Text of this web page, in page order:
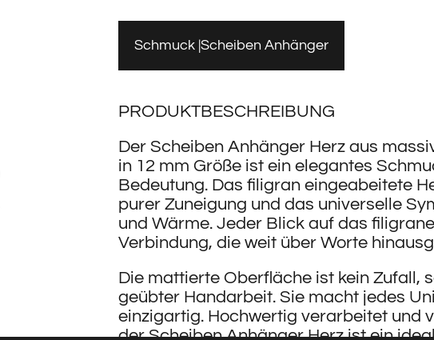
Schmuck Scheiben Anhänger
PRODUKTBESCHREIBUNG
Der Scheiben Anhänger Herz aus
in 12 mm Größe ist ein elegantes
Bedeutung. Das filigran eingeabeitete
purer Zuneigung und das universelle
und Wärme. Jeder Blick auf das
Verbindung, die weit über Worte
Die mattierte Oberfläche ist kein Zufall,
geübter Handarbeit. Sie macht jedes
einzigartig. Hochwertig verarbeitet und
der Scheiben Anhänger Herz ist ein